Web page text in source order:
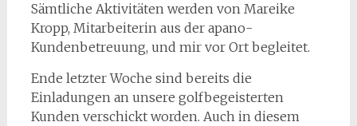
Sämtliche Aktivitäten werden von Mareike
Kropp, Mitarbeiterin aus der apano-
Kundenbetreuung, und mir vor Ort begleitet.
Ende letzter Woche sind bereits die
Einladungen an unsere golfbegeisterten
Kunden verschickt worden. Auch in diesem